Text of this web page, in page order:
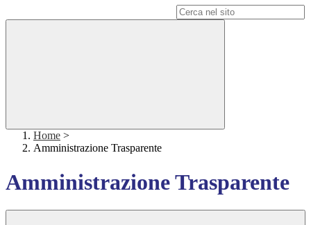
Home >
Amministrazione Trasparente
Amministrazione Trasparente